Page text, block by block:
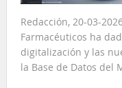
Redacción, 20-03-
Farmacéuticos ha
digitalización y las
la Base de Datos del